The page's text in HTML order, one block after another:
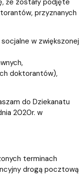
że zostały podjęte
przyznanych
w zwiększonej
doktorantów),
do Dziekanatu
2020r. w
terminach
drogą pocztową